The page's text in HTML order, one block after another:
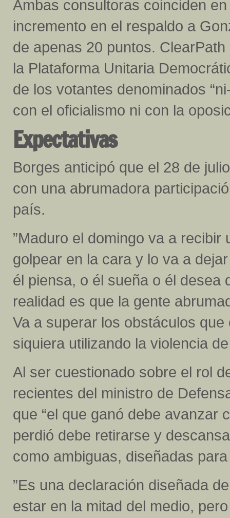
Ambas consultoras coinciden
incremento en el respaldo a
de apenas 20 puntos.
la Plataforma Unitaria
de los votantes denominados
con el oficialismo ni con la
Expectativas
Borges anticipó que el 28 de
con una abrumadora
país.
”Maduro el domingo va a
golpear en la cara y lo va a
él piensa, o él sueña o él desea
realidad es que la gente
Va a superar los obstáculos
siquiera utilizando la violencia
Al ser cuestionado sobre el rol
recientes del ministro de
que “el que ganó debe avanzar
perdió debe retirarse y
como ambiguas, diseñadas
”Es una declaración diseñada
estar en la mitad del medio,